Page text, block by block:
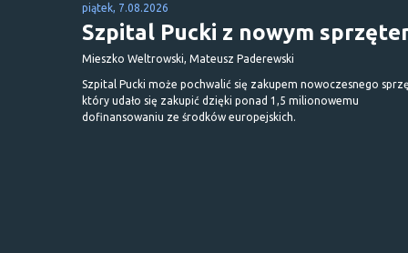
piątek, 7.08.2026
Szpital Pucki z nowym
Mieszko Weltrowski, Mateusz Paderewski
Szpital Pucki może pochwalić się zakupem nowoczesnego
który udało się zakupić dzięki ponad 1,5 milionowemu
dofinansowaniu ze środków europejskich.